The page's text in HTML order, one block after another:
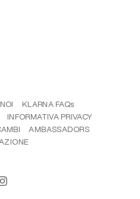
KLARNA FAQs
INFORMATIVA PRIVACY
AMBASSADORS